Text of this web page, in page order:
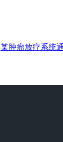
某肿瘤放疗系统